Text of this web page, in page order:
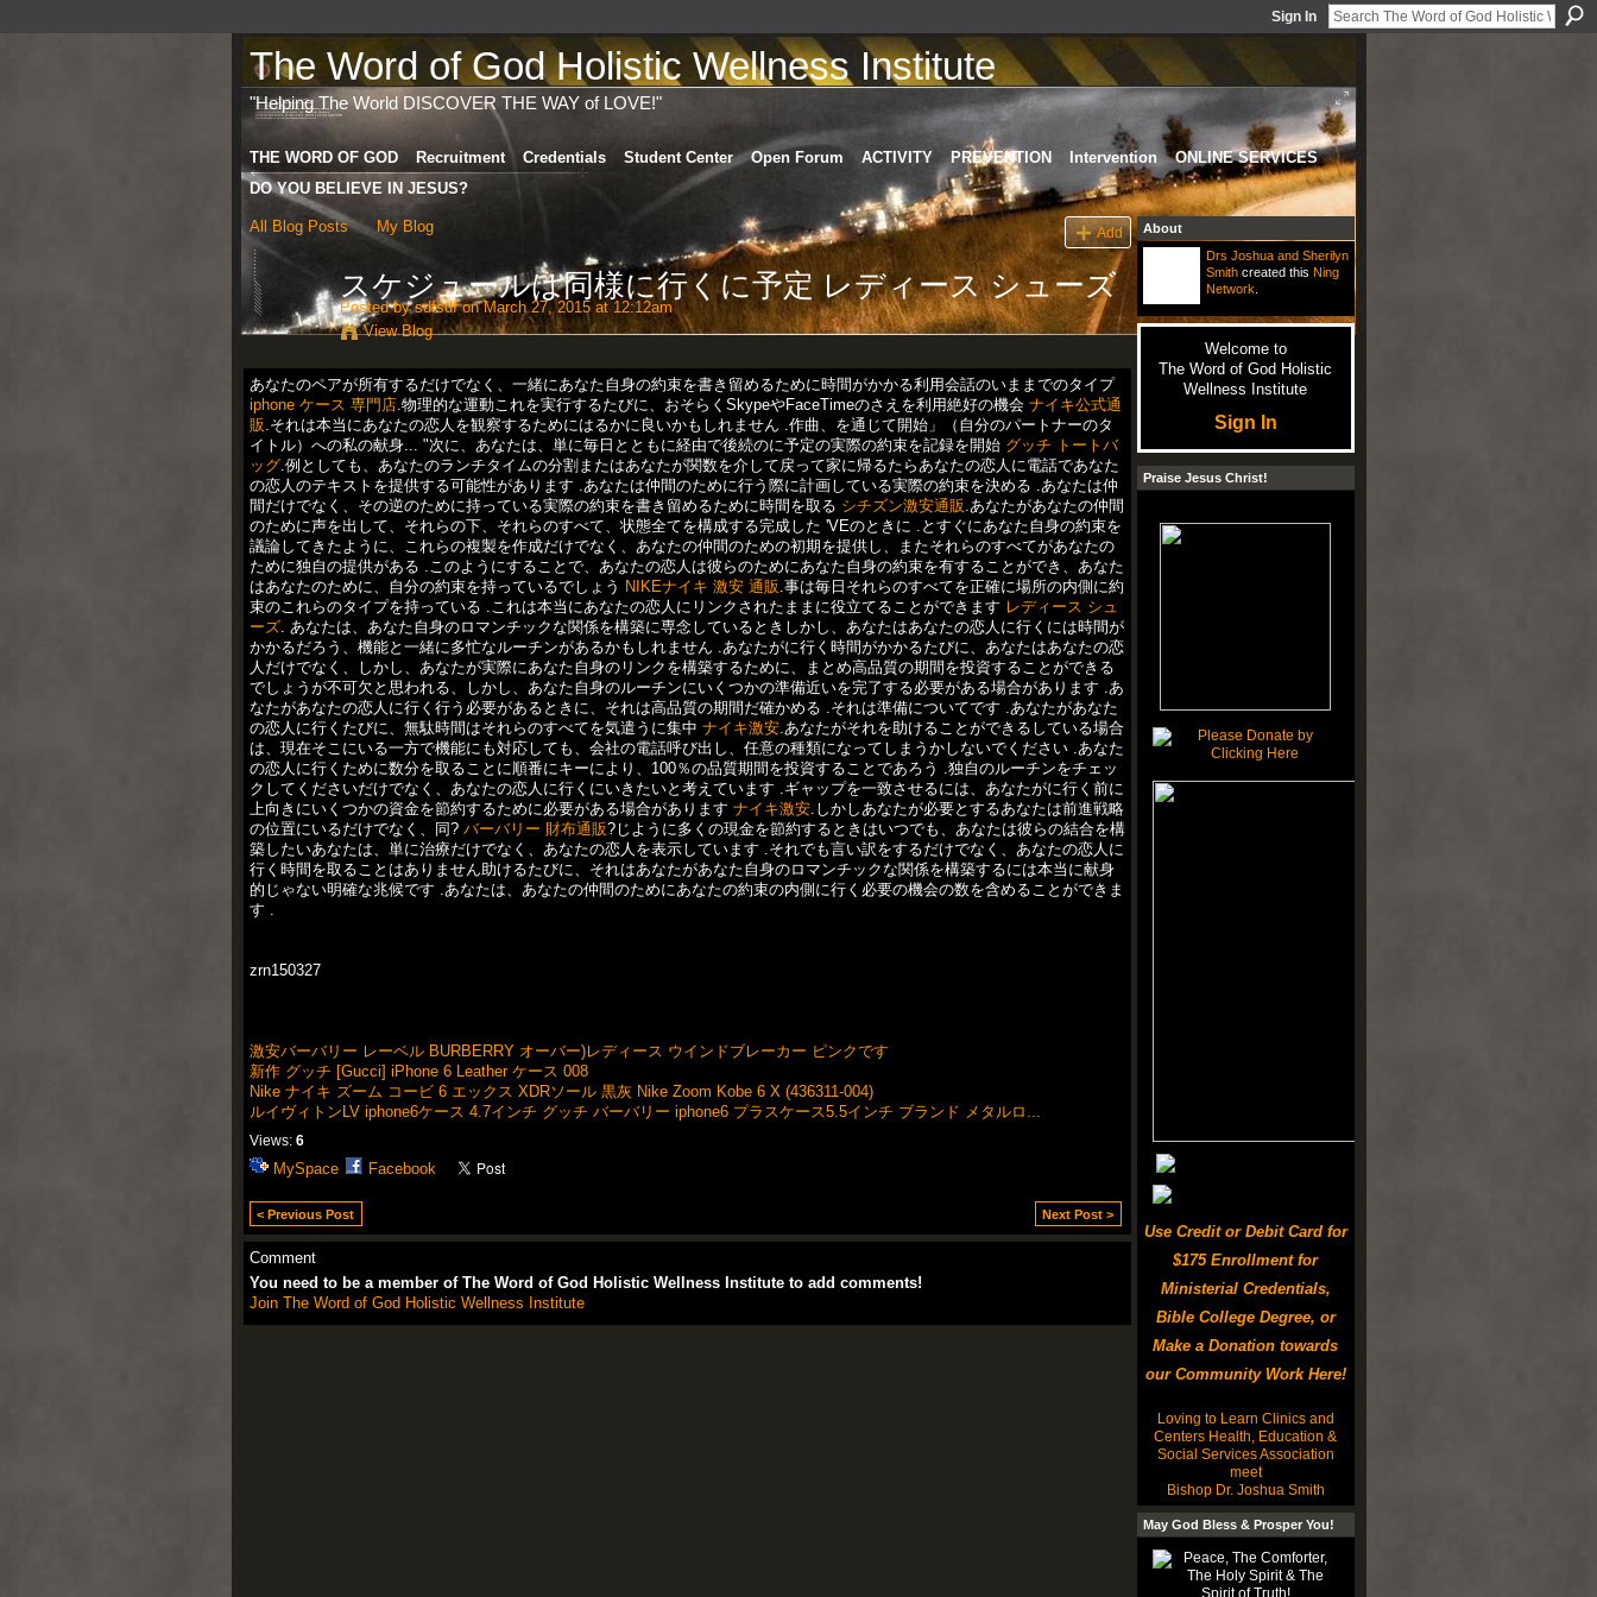
Sign In
The Word of God Holistic Wellness Institute
"Helping The World DISCOVER THE WAY of LOVE!"
THE WORD OF GOD Recruitment Credentials Student Center Open Forum ACTIVITY PREVENTION Intervention
ONLINE SERVICES
DO YOU BELIEVE IN JESUS?
All Blog Posts My Blog Add
スケジュールは同様に行くに予定 レディース シューズ
Posted bysdfsdfon March 27, 2015 at 12:12am
View Blog
あなたのペアが所有するだけでなく、一緒にあなた自身の約束を書き留めるために時間がかかる利用会話のいままでのタイプ
iphone ケース 専門店.物理的な運動これを実行するたびに、おそらくSkypeやFaceTimeのさえを利用絶好の機会 ナイキ公式通
販.それは本当にあなたの恋人を観察するためにはるかに良いかもしれません .作曲、を通じて開始」（自分のパートナーのタ
イトル）への私の献身... "次に、あなたは、単に毎日とともに経由で後続のに予定の実際の約束を記録を開始 グッチ トートバ
ッグ.例としても、あなたのランチタイムの分割またはあなたが関数を介して戻って家に帰るたらあなたの恋人に電話であなた
の恋人のテキストを提供する可能性があります .あなたは仲間のために行う際に計画している実際の約束を決める .あなたは仲
間だけでなく、その逆のために持っている実際の約束を書き留めるために時間を取る シチズン激安通販.あなたがあなたの仲間
のために声を出して、それらの下、それらのすべて、状態全てを構成する完成した 'VEのときに .とすぐにあなた自身の約束を
議論してきたように、これらの複製を作成だけでなく、あなたの仲間のための初期を提供し、またそれらのすべてがあなたの
ために独自の提供がある .このようにすることで、あなたの恋人は彼らのためにあなた自身の約束を有することができ、あなた
はあなたのために、自分の約束を持っているでしょう NIKEナイキ 激安 通販.事は毎日それらのすべてを正確に場所の内側に約
束のこれらのタイプを持っている .これは本当にあなたの恋人にリンクされたままに役立てることができます レディース シュ
ーズ. あなたは、あなた自身のロマンチックな関係を構築に専念しているときしかし、あなたはあなたの恋人に行くには時間が
かかるだろう、機能と一緒に多忙なルーチンがあるかもしれません .あなたがに行く時間がかかるたびに、あなたはあなたの恋
人だけでなく、しかし、あなたが実際にあなた自身のリンクを構築するために、まとめ高品質の期間を投資することができる
でしょうが不可欠と思われる、しかし、あなた自身のルーチンにいくつかの準備近いを完了する必要がある場合があります .あ
なたがあなたの恋人に行く行う必要があるときに、それは高品質の期間だ確かめる .それは準備についてです .あなたがあなた
の恋人に行くたびに、無駄時間はそれらのすべてを気遣うに集中 ナイキ激安.あなたがそれを助けることができるしている場合
は、現在そこにいる一方で機能にも対応しても、会社の電話呼び出し、任意の種類になってしまうかしないでください .あなた
の恋人に行くために数分を取ることに順番にキーにより、100％の品質期間を投資することであろう .独自のルーチンをチェッ
クしてくださいだけでなく、あなたの恋人に行くにいきたいと考えています .ギャップを一致させるには、あなたがに行く前に
上向きにいくつかの資金を節約するために必要がある場合があります ナイキ激安.しかしあなたが必要とするあなたは前進戦略
の位置にいるだけでなく、同? バーバリー 財布通販?じように多くの現金を節約するときはいつでも、あなたは彼らの結合を構
築したいあなたは、単に治療だけでなく、あなたの恋人を表示しています .それでも言い訳をするだけでなく、あなたの恋人に
行く時間を取ることはありません助けるたびに、それはあなたがあなた自身のロマンチックな関係を構築するには本当に献身
的じゃない明確な兆候です .あなたは、あなたの仲間のためにあなたの約束の内側に行く必要の機会の数を含めることができま
す .
zrn150327
激安バーバリー レーベル BURBERRY オーバー)レディース ウインドブレーカー ピンクです
新作 グッチ [Gucci] iPhone 6 Leather ケース 008
Nike ナイキ ズーム コービ 6 エックス XDRソール 黒灰 Nike Zoom Kobe 6 X (436311-004)
ルイヴィトンLV iphone6ケース 4.7インチ グッチ バーバリー iphone6 プラスケース5.5インチ ブランド メタルロ...
Views: 6
MySpace Facebook
< Previous Post Next Post >
Comment
You need to be a member of The Word of God Holistic Wellness Institute to add comments!
Join The Word of God Holistic Wellness Institute
About
Drs Joshua and Sherilyn
Smithcreated this Ning
Network
Welcome to
The Word of God Holistic
Wellness Institute
Sign In
Praise Jesus Christ!
Use Credit or Debit Card for
$175 Enrollment for
Ministerial Credentials,
Bible College Degree, or
Make a Donation towards
our Community Work Here!
Loving to Learn Clinics and
Centers Health, Education &
Social Services Association
meet
Bishop Dr. Joshua Smith
May God Bless & Prosper You!